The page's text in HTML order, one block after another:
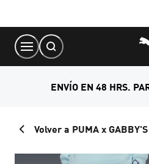
Content
ENVÍO EN 48 HRS.
Volver a PUMA x GABBY'S